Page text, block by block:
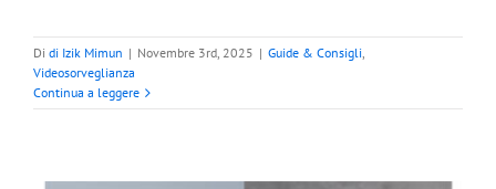
Di di Izik Mimun | Novembre 3rd, 2025 | Guide & Consigli
Videosorveglianza
Continua a leggere